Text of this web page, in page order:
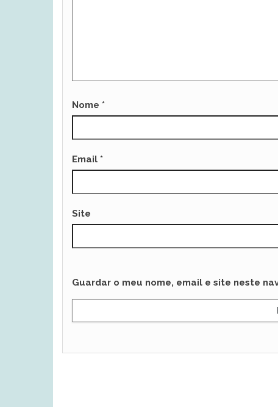
Nome *
Email *
Site
Guardar o meu nome, email e site neste